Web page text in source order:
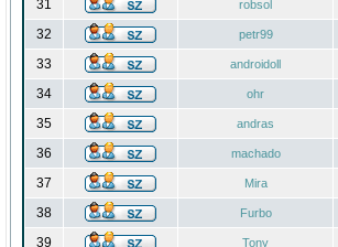
31 robsol
32 petr99
33 androidoll
34 ohr
35 andras
36 machado
37 Mira
38 Furbo
39 Tony